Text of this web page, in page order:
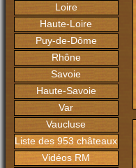
Loire
Haute-Loire
Puy-de-Dôme
Rhône
Savoie
Haute-Savoie
Var
Vaucluse
Liste des 953 châteaux
Vidéos RM